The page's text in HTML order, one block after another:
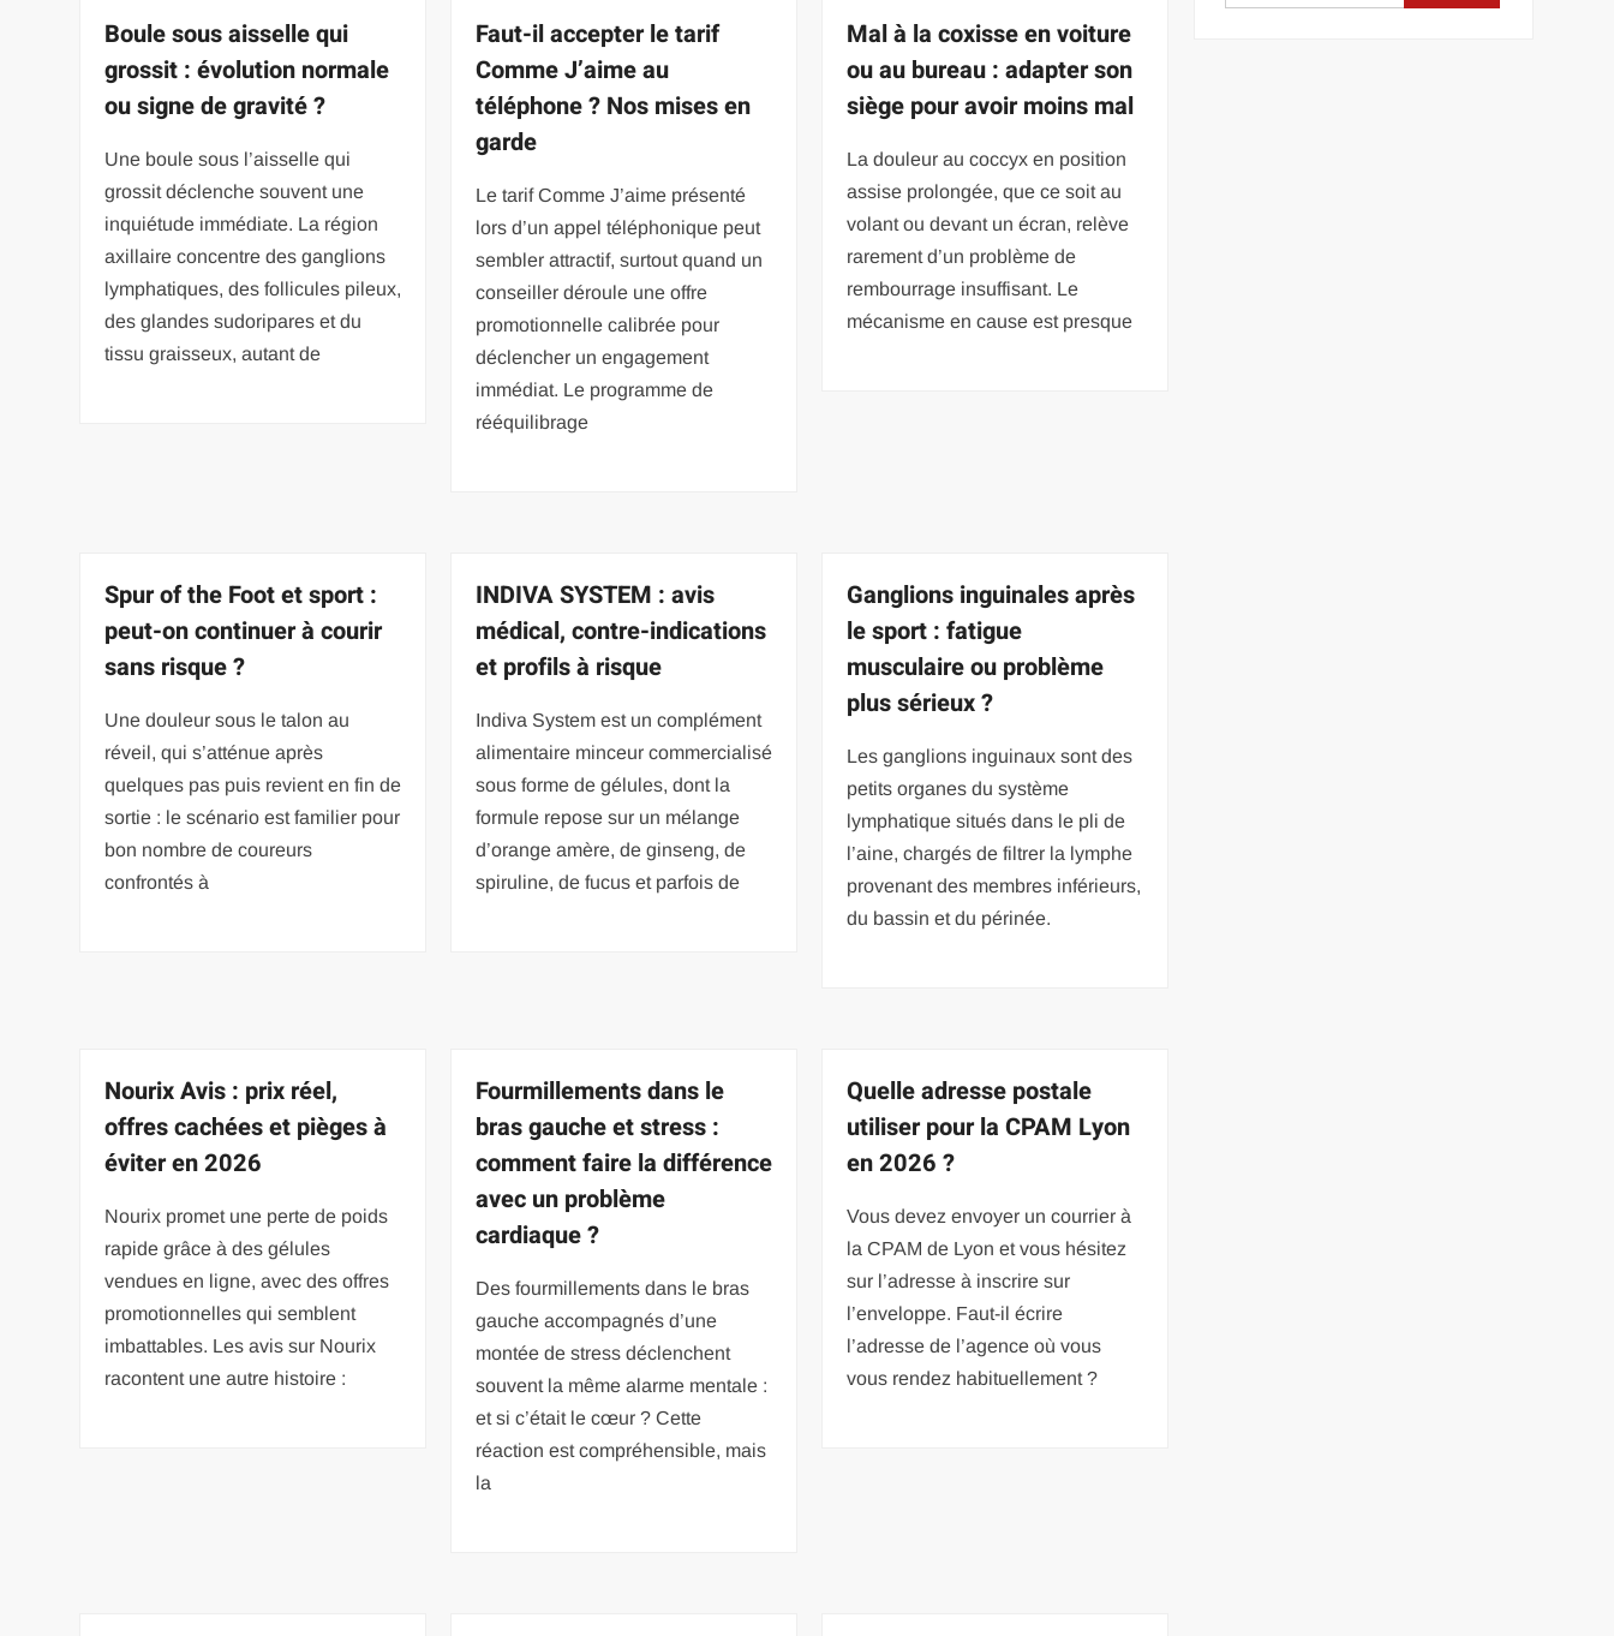
Boule sous aisselle qui
grossit : évolution normale
ou signe de gravité ?
Une boule sous l’aisselle qui
grossit déclenche souvent une
inquiétude immédiate. La région
axillaire concentre des ganglions
lymphatiques, des follicules pileux,
des glandes sudoripares et du
tissu graisseux, autant de
Faut-il accepter le tarif
Comme J’aime au
téléphone ? Nos mises en
garde
Le tarif Comme J’aime présenté
lors d’un appel téléphonique peut
sembler attractif, surtout quand un
conseiller déroule une offre
promotionnelle calibrée pour
déclencher un engagement
immédiat. Le programme de
rééquilibrage
Mal à la coxisse en voiture
ou au bureau : adapter son
siège pour avoir moins mal
La douleur au coccyx en position
assise prolongée, que ce soit au
volant ou devant un écran, relève
rarement d’un problème de
rembourrage insuffisant. Le
mécanisme en cause est presque
Spur of the Foot et sport :
peut-on continuer à courir
sans risque ?
Une douleur sous le talon au
réveil, qui s’atténue après
quelques pas puis revient en fin de
sortie : le scénario est familier pour
bon nombre de coureurs
confrontés à
INDIVA SYSTEM : avis
médical, contre-indications
et profils à risque
Indiva System est un complément
alimentaire minceur commercialisé
sous forme de gélules, dont la
formule repose sur un mélange
d’orange amère, de ginseng, de
spiruline, de fucus et parfois de
Ganglions inguinales après
le sport : fatigue
musculaire ou problème
plus sérieux ?
Les ganglions inguinaux sont des
petits organes du système
lymphatique situés dans le pli de
l’aine, chargés de filtrer la lymphe
provenant des membres inférieurs,
du bassin et du périnée.
Nourix Avis : prix réel,
offres cachées et pièges à
éviter en 2026
Nourix promet une perte de poids
rapide grâce à des gélules
vendues en ligne, avec des offres
promotionnelles qui semblent
imbattables. Les avis sur Nourix
racontent une autre histoire :
Fourmillements dans le
bras gauche et stress :
comment faire la différence
avec un problème
cardiaque ?
Des fourmillements dans le bras
gauche accompagnés d’une
montée de stress déclenchent
souvent la même alarme mentale :
et si c’était le cœur ? Cette
réaction est compréhensible, mais
la
Quelle adresse postale
utiliser pour la CPAM Lyon
en 2026 ?
Vous devez envoyer un courrier à
la CPAM de Lyon et vous hésitez
sur l’adresse à inscrire sur
l’enveloppe. Faut-il écrire
l’adresse de l’agence où vous
vous rendez habituellement ?